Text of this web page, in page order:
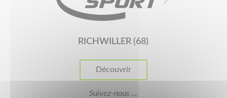
RICHWILLER (68)
Découvrir
Suivez-nous ...